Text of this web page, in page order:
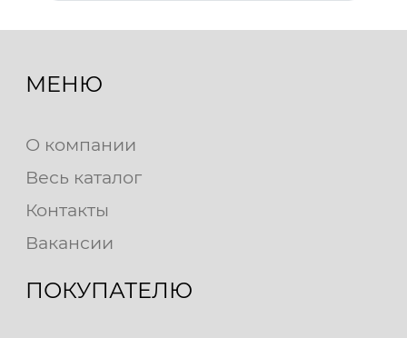
МЕНЮ
О компании
Весь каталог
Контакты
Вакансии
ПОКУПАТЕЛЮ